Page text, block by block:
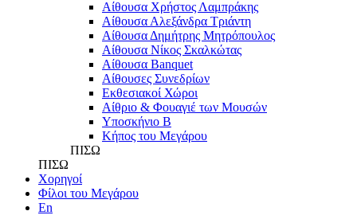
Αίθουσα Χρήστος Λαμπράκης
Αίθουσα Αλεξάνδρα Τριάντη
Αίθουσα Δημήτρης Μητρόπουλος
Αίθουσα Νίκος Σκαλκώτας
Αίθουσα Banquet
Αίθουσες Συνεδρίων
Εκθεσιακοί Χώροι
Αίθριο & Φουαγιέ των Μουσών
Υποσκήνιο Β
Κήπος του Μεγάρου
ΠΙΣΩ
ΠΙΣΩ
Χορηγοί
Φίλοι του Μεγάρου
En